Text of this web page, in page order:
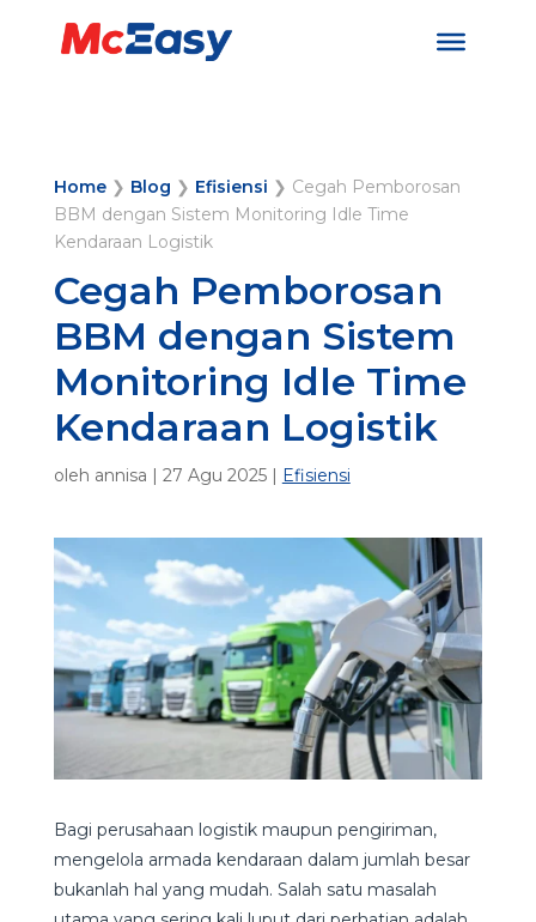
Home❯ Blog ❯ Efisiensi ❯ Cegah Pemborosan
BBM dengan Sistem Monitoring Idle Time
Kendaraan Logistik
Cegah Pemborosan
BBM dengan Sistem
Monitoring Idle Time
Kendaraan Logistik
oleh annisa | 27 Agu 2025| Efisiensi
Bagi perusahaan logistik maupun pengiriman,
mengelola armada kendaraan dalam jumlah besar
bukanlah hal yang mudah. Salah satu masalah